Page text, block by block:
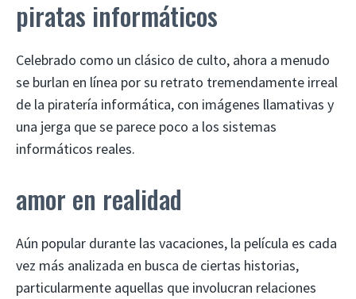
piratas informáticos
Celebrado como un clásico de culto, ahora a menudo
se burlan en línea por su retrato tremendamente irreal
de la piratería informática, con imágenes llamativas y
una jerga que se parece poco a los sistemas
informáticos reales.
amor en realidad
Aún popular durante las vacaciones, la película es cada
vez más analizada en busca de ciertas historias,
particularmente aquellas que involucran relaciones